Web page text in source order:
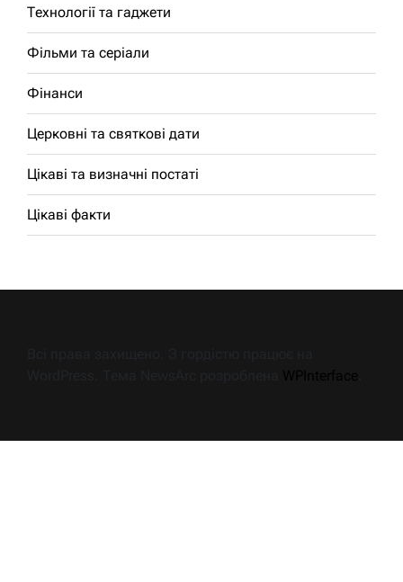
Технології та гаджети
Фільми та серіали
Фінанси
Церковні та святкові дати
Цікаві та визначні постаті
Цікаві факти